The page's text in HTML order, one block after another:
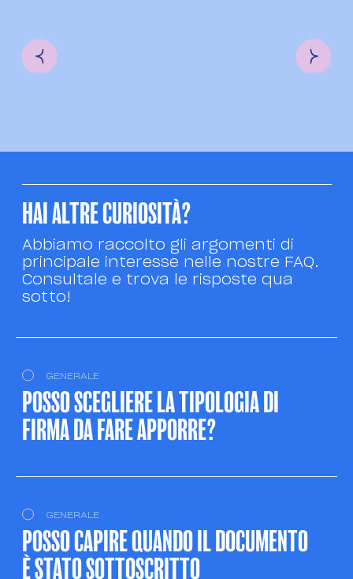
HAI ALTRE CURIOSITÀ?
Abbiamo raccolto gli argomenti di
principale interesse nelle nostre FAQ.
Consultale e trova le risposte qua
sotto!
GENERALE
POSSO SCEGLIERE LA TIPOLOGIA DI
FIRMA DA FARE APPORRE?
GENERALE
POSSO CAPIRE QUANDO IL DOCUMENTO
È STATO SOTTOSCRITTO